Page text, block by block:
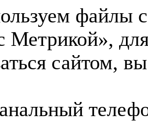
файлы
Метрикой»,
сайтом,